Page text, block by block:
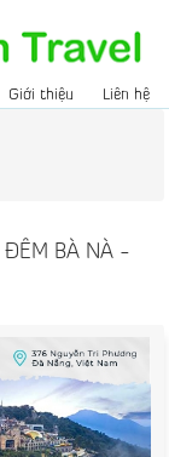
Giới thiệu Liên hệ
ĐÊM BÀ NÀ -